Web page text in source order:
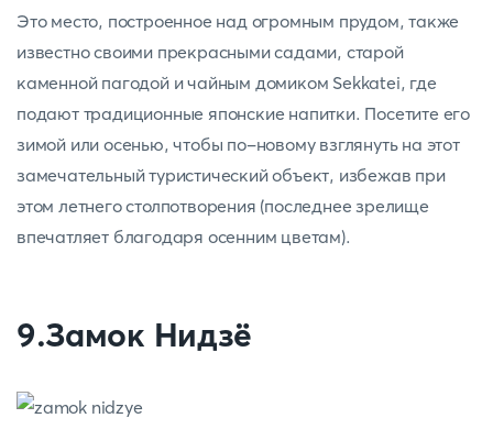
Это место, построенное над огромным прудом, также
известно своими прекрасными садами, старой
каменной пагодой и чайным домиком Sekkatei, где
подают традиционные японские напитки. Посетите его
зимой или осенью, чтобы по-новому взглянуть на этот
замечательный туристический объект, избежав при
этом летнего столпотворения (последнее зрелище
впечатляет благодаря осенним цветам).
9.Замок Нидзё